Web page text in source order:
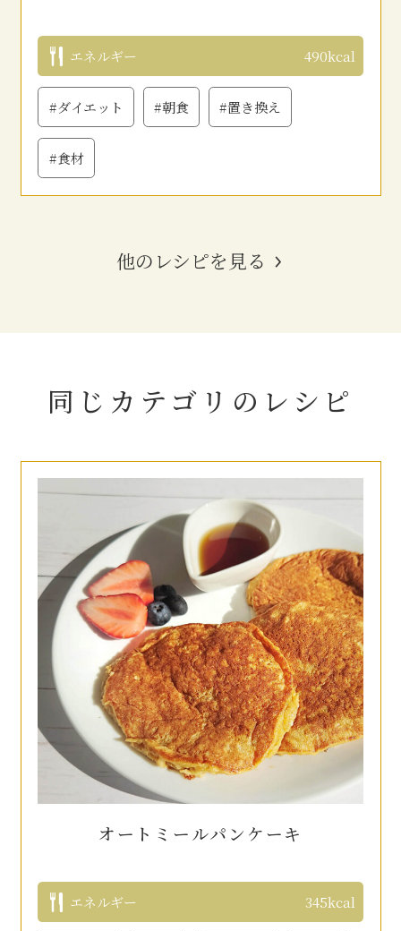
エネルギー 490kcal
#ダイエット #朝食 #置き換え
#食材
他のレシピを見る
同じカテゴリの レシピ
オートミールパンケーキ
エネルギー 345kcal